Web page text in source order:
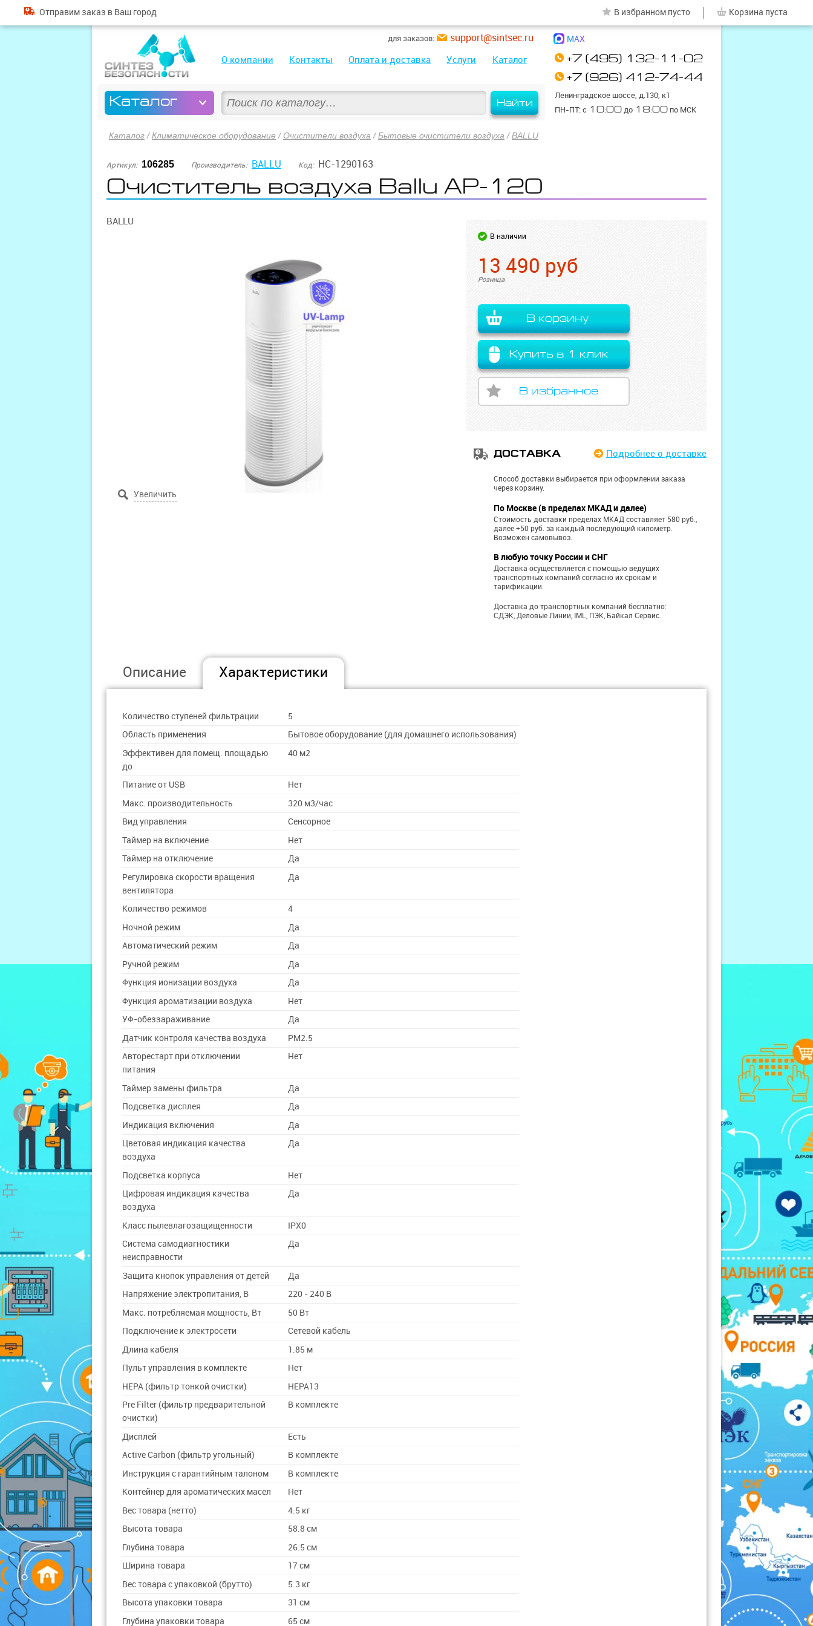
Найти
О компании Контакты Оплата и доставка Услуги Каталог
Каталог
+7 (495) 132-11-02
+7 (926) 412-74-44
Ленинградское шоссе, д.130, к1
ПН-ПТ: с 10:00 до 18:00 по МСК
для заказов: support@sintsec.ru MAX
Отправим заказ в Ваш город В избранном пусто Корзина пуста
Каталог /Климатическое оборудование / Очистители воздуха /Бытовые очистители воздуха /BALLU
Артикул: 106285 Производитель: BALLU Код: НС-1290163
Очиститель воздуха Ballu AP-120
BALLU
В наличии
13 490 руб
Розница
В корзину
Купить в 1 клик
В избранное
ДОСТАВКА Подробнее о доставке
Способ доставки выбирается при оформлении заказа
через корзину.
По Москве (в пределах МКАД и далее)
Стоимость доставки пределах МКАД составляет 580 руб.,
далее +50 руб. за каждый последующий километр.
Возможен самовывоз.
В любую точку России и СНГ
Доставка осуществляется с помощью ведущих
транспортных компаний согласно их срокам и
тарификации.
Доставка до транспортных компаний бесплатно:
СДЭК, Деловые Линии, IML, ПЭК, Байкал Сервис.
Описание Характеристики
Количество ступеней фильтрации
5
Область применения
Бытовое оборудование (для домашнего использования)
Эффективен для помещ. площадью
до
40 м2
Питание от USB
Нет
Макс. производительность
320 м3/час
Вид управления
Сенсорное
Таймер на включение
Нет
Таймер на отключение
Да
Регулировка скорости вращения
вентилятора
Да
Количество режимов
4
Ночной режим
Да
Автоматический режим
Да
Ручной режим
Да
Функция ионизации воздуха
Да
Функция ароматизации воздуха
Нет
УФ-обеззараживание
Да
Датчик контроля качества воздуха
PM2.5
Авторестарт при отключении
питания
Нет
Таймер замены фильтра
Да
Подсветка дисплея
Да
Индикация включения
Да
Цветовая индикация качества
воздуха
Да
Подсветка корпуса
Нет
Цифровая индикация качества
воздуха
Да
Класс пылевлагозащищенности
IPX0
Система самодиагностики
неисправности
Да
Защита кнопок управления от детей
Да
Напряжение электропитания, В
220 - 240 В
Макс. потребляемая мощность, Вт
50 Вт
Подключение к электросети
Сетевой кабель
Длина кабеля
1.85 м
Пульт управления в комплекте
Нет
HEPA (фильтр тонкой очистки)
HEPA13
Pre Filter (фильтр предварительной
очистки)
В комплекте
Дисплей
Есть
Active Carbon (фильтр угольный)
В комплекте
Инструкция с гарантийным талоном
В комплекте
Контейнер для ароматических масел
Нет
Вес товара (нетто)
4.5 кг
Высота товара
58.8 см
Глубина товара
26.5 см
Ширина товара
17 см
Вес товара с упаковкой (брутто)
5.3 кг
Высота упаковки товара
31 см
Глубина упаковки товара
65 см